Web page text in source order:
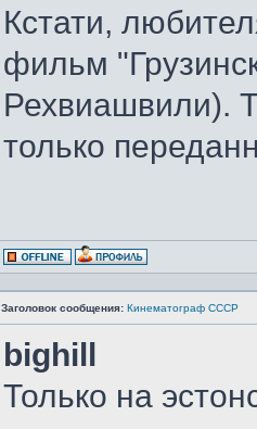
Кстати,
фильм
Рехвиашвили).
только
Заголовок сообщения: Кинематограф СССР
bighill
Только на